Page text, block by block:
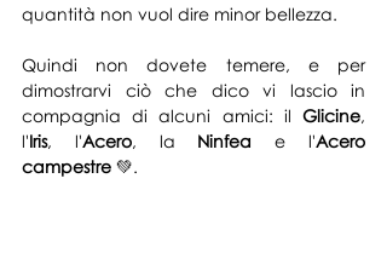
quantità non vuol dire minor bellezza.
Quindi non dovete temere, e per
dimostrarvi ciò che dico vi lascio in
compagnia di alcuni amici: il Glicine,
l'Iris, l'Acero, la Ninfea e l'Acero
campestre 💚.